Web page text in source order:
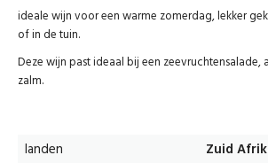
ideale wijn voor een warme zomerdag, lekker
of in de tuin.
Deze wijn past ideaal bij een
zalm.
landen
Zuid